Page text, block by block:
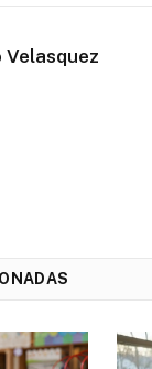
Velasquez